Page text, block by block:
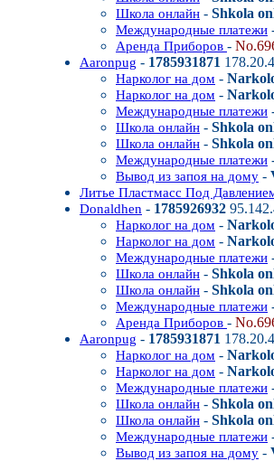
Школа онлайн - Shkola
Международные платежи
Аренда Приборов -
Aaronpug - 1785931871
Нарколог на дом -
Нарколог на дом -
Международные платежи
Школа онлайн - Shkola
Школа онлайн - Shkola
Международные платежи
Вывод из запоя на дому -
Литье Пластмасс Под
Donaldhen - 1785926932
Нарколог на дом -
Нарколог на дом -
Международные платежи
Школа онлайн - Shkola
Школа онлайн - Shkola
Международные платежи
Аренда Приборов -
Aaronpug - 1785931871
Нарколог на дом -
Нарколог на дом -
Международные платежи
Школа онлайн - Shkola
Школа онлайн - Shkola
Международные платежи
Вывод из запоя на дому -